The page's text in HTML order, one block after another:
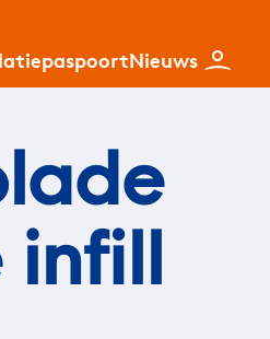
Nieuws
infill